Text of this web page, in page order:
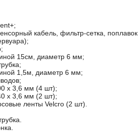
кабель, фильтр-сетка, поплавок
15см, диаметр 6 мм;
1,5м, диаметр 6 мм;
х 3,6 мм (4 шт);
х 3,6 мм (2 шт);
ленты Velcro (2 шт).